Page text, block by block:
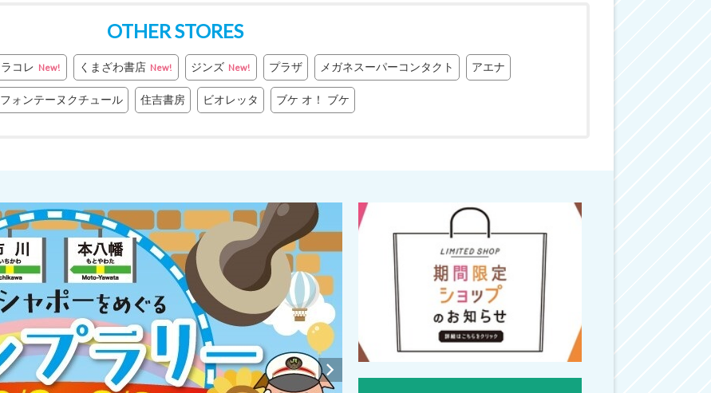
OTHER STORES
ラコレ New! くまざわ書店 New! ジンズ New! プラザ メガネスーパーコンタクト アエナ
フォンテーヌクチュール 住吉書房 ビオレッタ ブケ オ！ ブケ